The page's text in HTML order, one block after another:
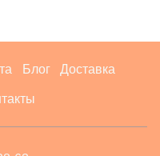
Блог Доставка